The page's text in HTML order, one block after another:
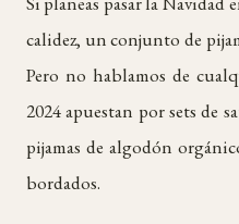
calidez, un conjunto de
Pero no hablamos de
2024 apuestan por sets de
pijamas de algodón
bordados.